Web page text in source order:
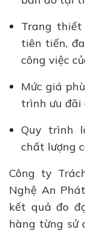
Trang thiết
tiên tiến,
công việc
Mức giá
trình ưu đãi
Quy trình
chất lượng
Công ty
Nghệ An
kết quả đo
hàng từng sử